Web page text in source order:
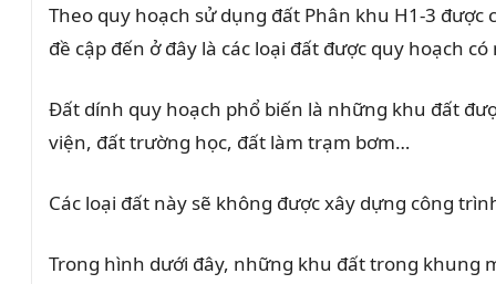
Theo quy hoạch sử dụng đất Phân khu H1-3
đề cập đến ở đây là các loại đất được quy hoạch
Đất dính quy hoạch phổ biến là những khu đất
viện, đất trường học, đất làm trạm bơm…
Các loại đất này sẽ không được xây dựng công
Trong hình dưới đây, những khu đất trong khung